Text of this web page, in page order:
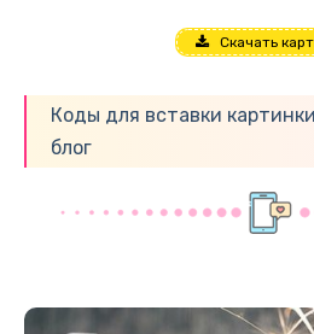
Скачать
Коды для вставки
блог